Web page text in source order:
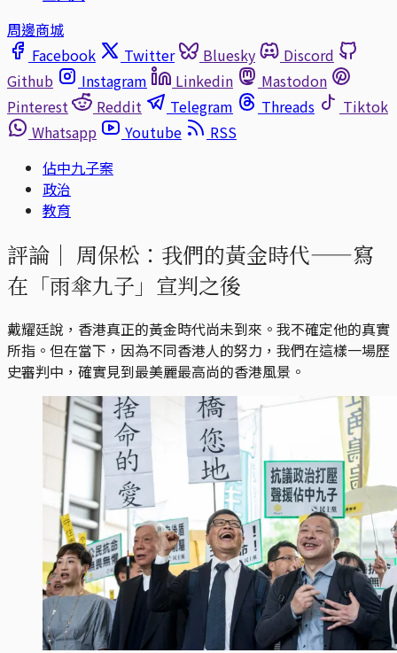
周邊商城
Facebook
Twitter Bluesky
Discord
Github
Instagram Linkedin
Mastodon
Pinterest
Reddit Telegram Threads
Tiktok
Whatsapp
Youtube
RSS
佔中九子案
政治
教育
評論｜ 周保松：我們的黃金時代——寫
在「雨傘九子」宣判之後
戴耀廷說，香港真正的黃金時代尚未到來。我不確定他的真實
所指。但在當下，因為不同香港人的努力，我們在這樣一場歷
史審判中，確實見到最美麗最高尚的香港風景。